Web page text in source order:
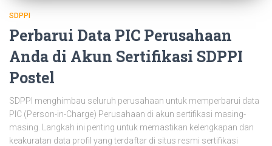
SDPPI
Perbarui Data PIC Perusahaan
Anda di Akun Sertifikasi SDPPI
Postel
SDPPI menghimbau seluruh perusahaan untuk memperbarui data
PIC (Person-in-Charge) Perusahaan di akun sertifikasi masing-
masing. Langkah ini penting untuk memastikan kelengkapan dan
keakuratan data profil yang terdaftar di situs resmi sertifikasi